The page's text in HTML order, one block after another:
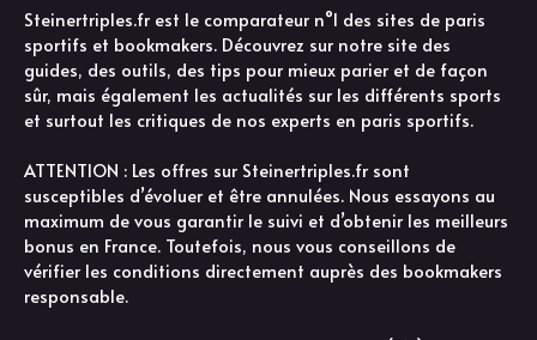
Steinertriples.fr est le comparateur n°1 des sites de paris
sportifs et bookmakers. Découvrez sur notre site des
guides, des outils, des tips pour mieux parier et de façon
sûr, mais également les actualités sur les différents sports
et surtout les critiques de nos experts en paris sportifs.
ATTENTION : Les offres sur Steinertriples.fr sont
susceptibles d’évoluer et être annulées. Nous essayons au
maximum de vous garantir le suivi et d’obtenir les meilleurs
bonus en France. Toutefois, nous vous conseillons de
vérifier les conditions directement auprès des bookmakers
responsable.